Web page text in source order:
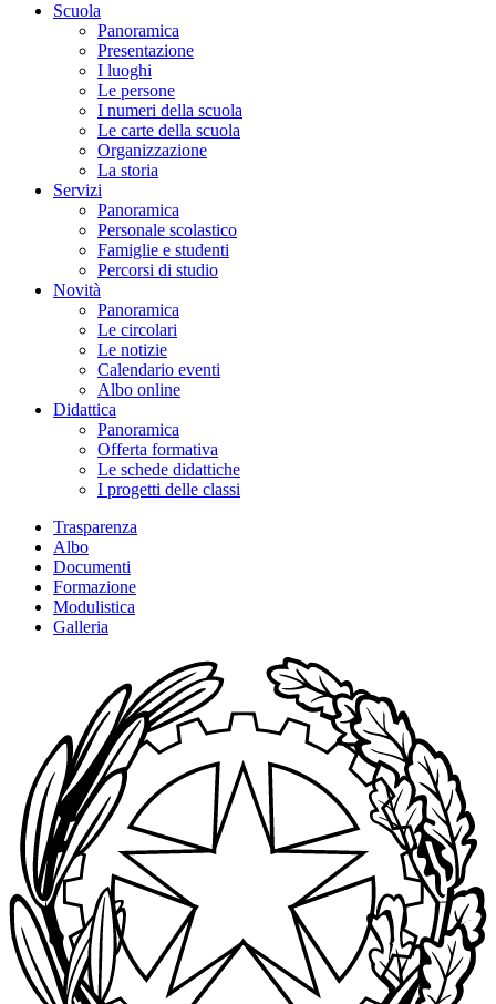
Scuola
Panoramica
Presentazione
I luoghi
Le persone
I numeri della scuola
Le carte della scuola
Organizzazione
La storia
Servizi
Panoramica
Personale scolastico
Famiglie e studenti
Percorsi di studio
Novità
Panoramica
Le circolari
Le notizie
Calendario eventi
Albo online
Didattica
Panoramica
Offerta formativa
Le schede didattiche
I progetti delle classi
Trasparenza
Albo
Documenti
Formazione
Modulistica
Galleria